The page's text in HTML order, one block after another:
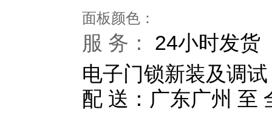
面板颜色：
服 务：
24小时发货
电子门锁新装及调
配 送：广东广州 至